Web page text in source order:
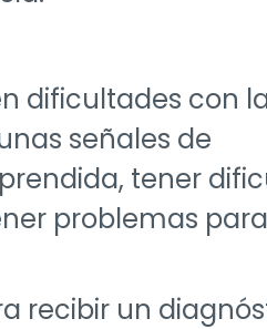
dificultades con
señales de
tener
problemas para
recibir un